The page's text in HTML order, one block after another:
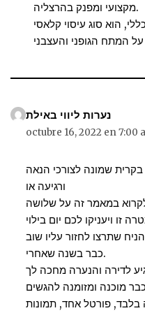
מקצועי ומפנק בהרצליה.
הוא סוג עיסוי קלאסי
נערות ליווי באילת
octubre 16, 2022 en 7:00
שמונה לצורכי הנאה
ורגיעה או
במאמר זה על שלושה
זו ויעניקו לכם יום בילוי
שתרצו לחזור עליו שוב
כבר בשנה שאחרי.
לדירה והנערה מחכה לך
מוכנה ומזומנה להגשים
פורטל אחד, תמונות